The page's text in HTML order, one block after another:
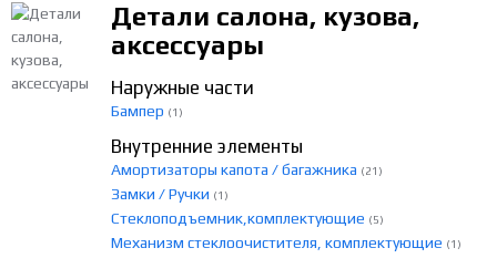
Детали салона, кузова,
аксессуары
Наружные части
Бампер (1)
Внутренние элементы
Амортизаторы капота / багажника (21)
Замки / Ручки (1)
Стеклоподъемник,комплектующие (5)
Механизм стеклоочистителя, комплектующие (1)